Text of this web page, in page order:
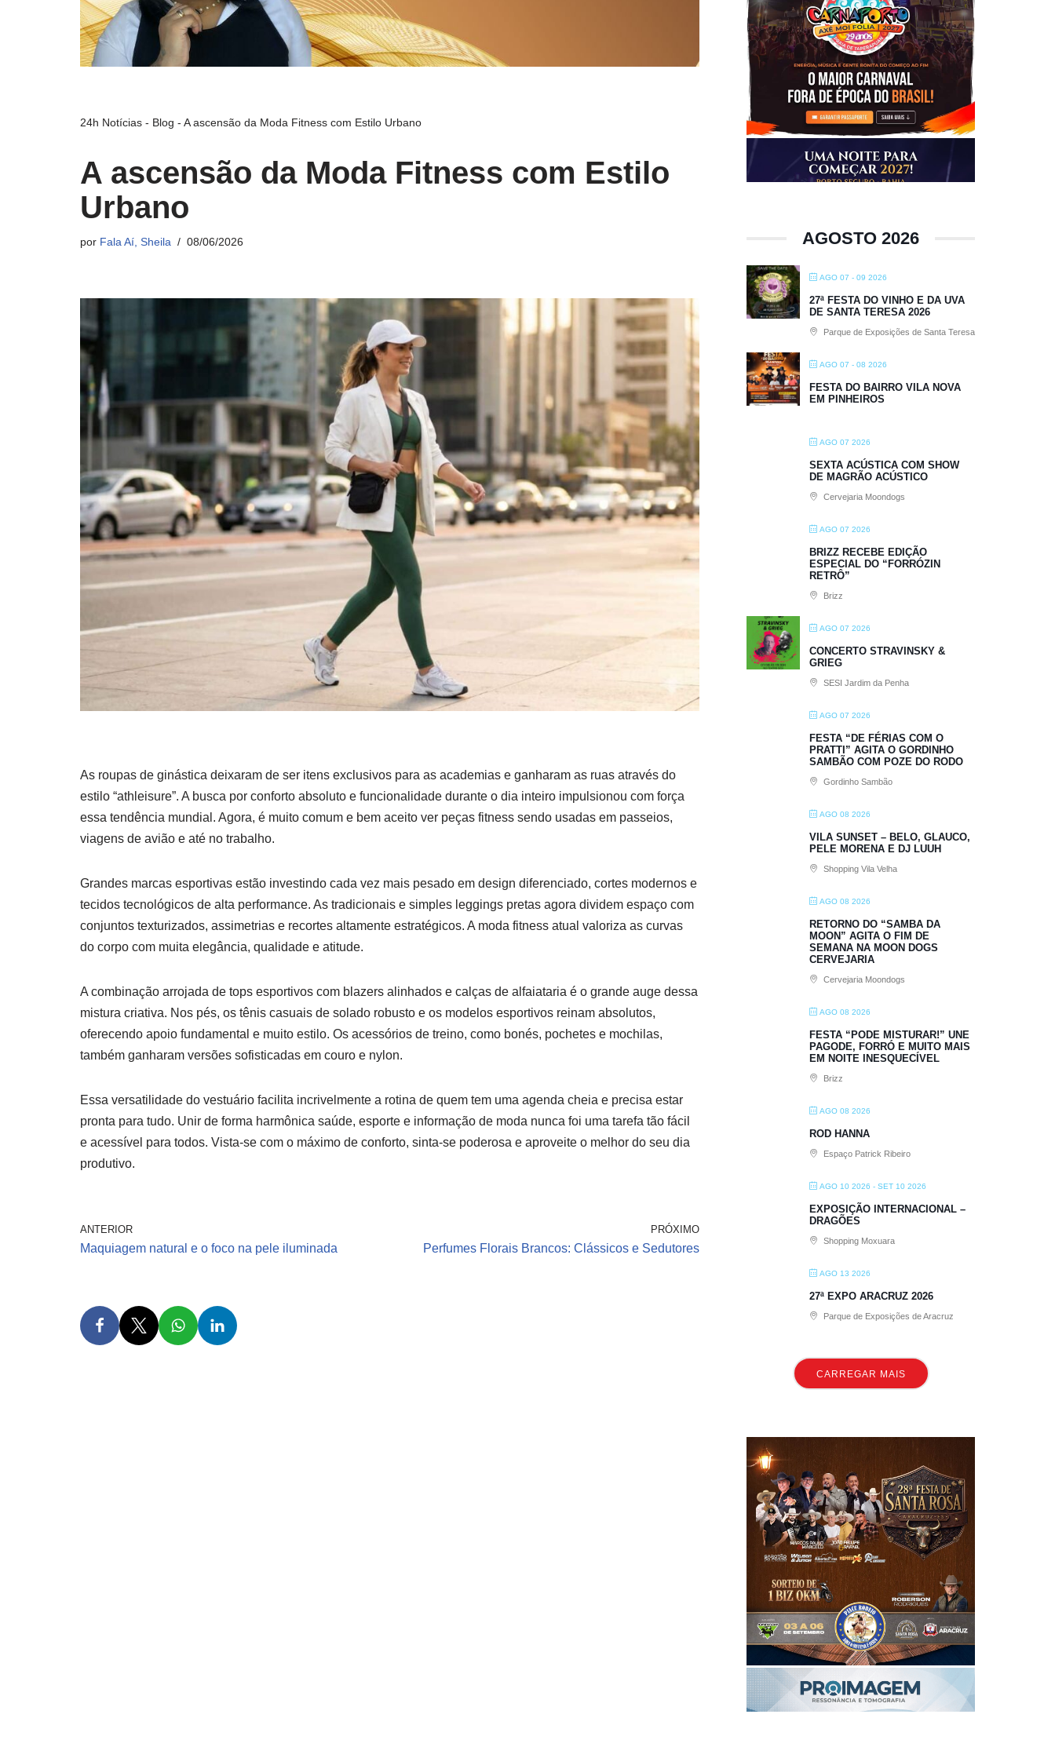
24h Notícias - Blog - A ascensão da Moda Fitness com Estilo Urbano
A ascensão da Moda Fitness com Estilo
Urbano
por Fala Aí, Sheila 08/06/2026
As roupas de ginástica deixaram de ser itens exclusivos para as academias e ganharam as ruas através do
estilo “athleisure”. A busca por conforto absoluto e funcionalidade durante o dia inteiro impulsionou com força
essa tendência mundial. Agora, é muito comum e bem aceito ver peças fitness sendo usadas em passeios,
viagens de avião e até no trabalho.
Grandes marcas esportivas estão investindo cada vez mais pesado em design diferenciado, cortes modernos e
tecidos tecnológicos de alta performance. As tradicionais e simples leggings pretas agora dividem espaço com
conjuntos texturizados, assimetrias e recortes altamente estratégicos. A moda fitness atual valoriza as curvas
do corpo com muita elegância, qualidade e atitude.
A combinação arrojada de tops esportivos com blazers alinhados e calças de alfaiataria é o grande auge dessa
mistura criativa. Nos pés, os tênis casuais de solado robusto e os modelos esportivos reinam absolutos,
oferecendo apoio fundamental e muito estilo. Os acessórios de treino, como bonés, pochetes e mochilas,
também ganharam versões sofisticadas em couro e nylon.
Essa versatilidade do vestuário facilita incrivelmente a rotina de quem tem uma agenda cheia e precisa estar
pronta para tudo. Unir de forma harmônica saúde, esporte e informação de moda nunca foi uma tarefa tão fácil
e acessível para todos. Vista-se com o máximo de conforto, sinta-se poderosa e aproveite o melhor do seu dia
produtivo.
ANTERIOR
Maquiagem natural e o foco na pele iluminada
PRÓXIMO
Perfumes Florais Brancos: Clássicos e Sedutores
AGOSTO 2026
AGO 07 - 09 2026
27ª FESTA DO VINHO E DA UVA
DE SANTA TERESA 2026
Parque de Exposições de Santa Teresa
AGO 07 - 08 2026
FESTA DO BAIRRO VILA NOVA
EM PINHEIROS
AGO 07 2026
SEXTA ACÚSTICA COM SHOW
DE MAGRÃO ACÚSTICO
Cervejaria Moondogs
AGO 07 2026
BRIZZ RECEBE EDIÇÃO
ESPECIAL DO “FORRÓZIN
RETRÔ”
Brizz
AGO 07 2026
CONCERTO STRAVINSKY &
GRIEG
SESI Jardim da Penha
AGO 07 2026
FESTA “DE FÉRIAS COM O
PRATTI” AGITA O GORDINHO
SAMBÃO COM POZE DO RODO
Gordinho Sambão
AGO 08 2026
VILA SUNSET – BELO, GLAUCO,
PELE MORENA E DJ LUUH
Shopping Vila Velha
AGO 08 2026
RETORNO DO “SAMBA DA
MOON” AGITA O FIM DE
SEMANA NA MOON DOGS
CERVEJARIA
Cervejaria Moondogs
AGO 08 2026
FESTA “PODE MISTURAR!” UNE
PAGODE, FORRÓ E MUITO MAIS
EM NOITE INESQUECÍVEL
Brizz
AGO 08 2026
ROD HANNA
Espaço Patrick Ribeiro
AGO 10 2026 - SET 10 2026
EXPOSIÇÃO INTERNACIONAL –
DRAGÕES
Shopping Moxuara
AGO 13 2026
27ª EXPO ARACRUZ 2026
Parque de Exposições de Aracruz
CARREGAR MAIS